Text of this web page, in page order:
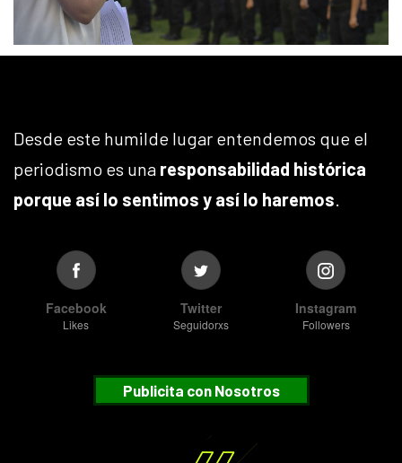
Desde este humilde lugar entendemos que el
periodismo es una responsabilidad histórica
porque así lo sentimos y así lo haremos
Facebook
Likes
Twitter
Seguidorxs
Instagram
Followers
Publicita con Nosotros